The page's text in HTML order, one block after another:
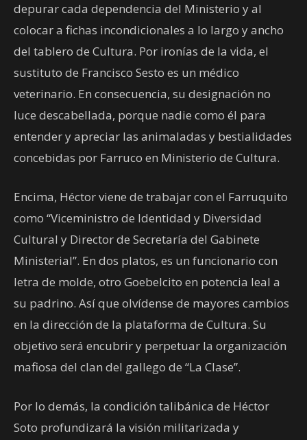
depurar cada dependencia del Ministerio y al
colocar a fichas incondicionales a lo largo y ancho
del tablero de Cultura. Por ironías de la vida, el
sustituto de Francisco Sesto es un médico
veterinario. En consecuencia, su designación no
luce descabellada, porque nadie como él para
entender y apreciar las animaladas y bestialidades
concebidas por Farruco en Ministerio de Cultura.
Encima, Héctor viene de trabajar con el Farruquito
como “Viceministro de Identidad y Diversidad
Cultural y Director de Secretaría del Gabinete
Ministerial”. En dos platos, es un funcionario con
letra de molde, otro Goebelcito en potencia leal a
su padrino. Así que olvídense de mayores cambios
en la dirección de la plataforma de Cultura. Su
objetivo será encubrir y perpetuar la organización
mafiosa del clan del gallego de “La Clase”.
Por lo demás, la condición talibánica de Héctor
Soto profundizará la visión militarizada y